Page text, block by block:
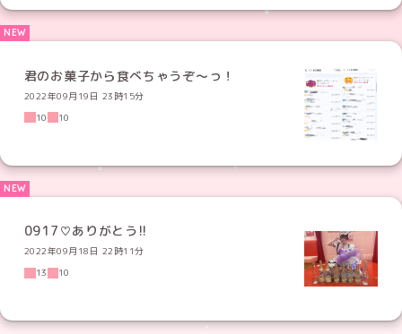
君のお菓子から食べちゃうぞ〜っ！
2022年09月19日 23時15分
10
10
0917♡ありがとう!!
2022年09月18日 22時11分
13
10